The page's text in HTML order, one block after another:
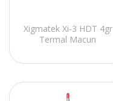
Xigmatek Xi-3 HDT 4gr
Termal Macun